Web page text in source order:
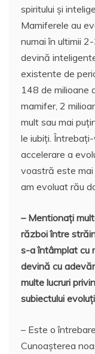
spiritului și
Mamiferele au
numai în ultimii
devină
existente de
148 de milioane
mamifer, 2
mult sau mai
le iubiți.
accelerare a
voastră este
am evoluat rău
– Mentionați
război între
s-a întâmplat cu
devină cu
multe lucruri
subiectului
– Este o
Cunoașterea